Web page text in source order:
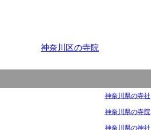
神奈川区の寺院
神奈川県の寺社
神奈川県の寺院
神奈川県の神社